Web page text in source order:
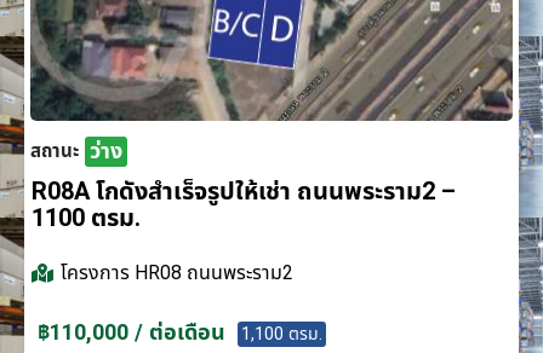
สถานะ ว่าง
R08A โกดังสำเร็จรูปให้เช่า ถนนพระราม2 –
1100 ตรม.
โครงการ HR08 ถนนพระราม2
฿110,000 / ต่อเดือน 1,100 ตรม.